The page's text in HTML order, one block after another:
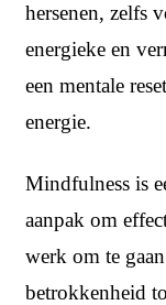
hersenen, zelfs
energieke en
een mentale
energie.
Mindfulness is
aanpak om
werk om te
betrokkenheid